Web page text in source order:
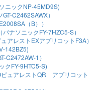
ニックNP-45MD9S)
C2462SAWX）
（B））
ナソニックFY-7HZC5-S）
アレストEXアプリコットF3A）
142BZ5)
C2472AW-1）
クFY-9HTC5-S)
ュアレストQR アプリコット